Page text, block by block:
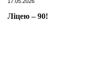
Ліцею – 90!